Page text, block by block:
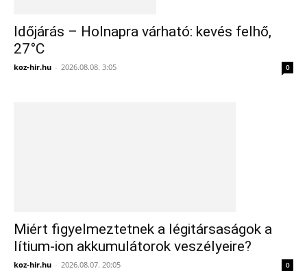
Időjárás – Holnapra várható: kevés felhő,
27°C
koz-hir.hu - 2026.08.08. 3:05 0
Miért figyelmeztetnek a légitársaságok a
lítium-ion akkumulátorok veszélyeire?
koz-hir.hu - 2026.08.07. 20:05 0